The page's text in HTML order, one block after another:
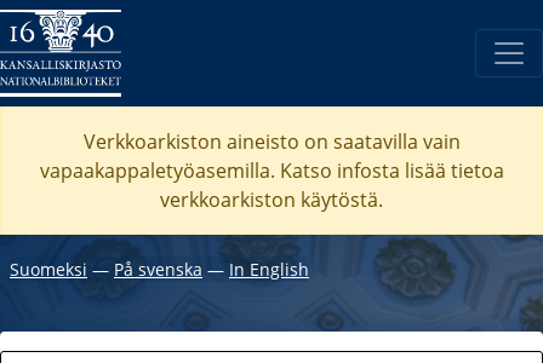
Verkkoarkiston aineisto on saatavilla vain
vapaakappaletyöasemilla. Katso infosta lisää tietoa
verkkoarkiston käytöstä.
Suomeksi ― På svenska ― In English